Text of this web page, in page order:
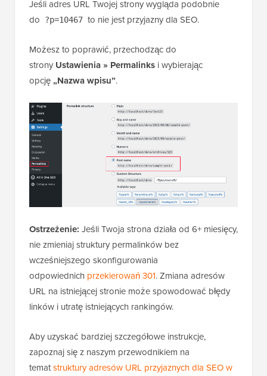
Jeśli adres URL Twojej strony wygląda podobnie
do
?p=10467 to nie jest przyjazny dla SEO.
Możesz to poprawić, przechodząc do
strony Ustawienia » Permalinks i wybierając
opcję„Nazwa wpisu”.
Ostrzeżenie: Jeśli Twoja strona działa od 6+ miesięcy,
nie zmieniaj struktury permalinków bez
wcześniejszego skonfigurowania
odpowiednich przekierowań 301. Zmiana adresów
URL na istniejącej stronie może spowodować błędy
linków i utratę istniejących rankingów.
Aby uzyskać bardziej szczegółowe instrukcje,
zapoznaj się z naszym przewodnikiem na
tematstruktury adresów URL przyjaznych dla SEO w